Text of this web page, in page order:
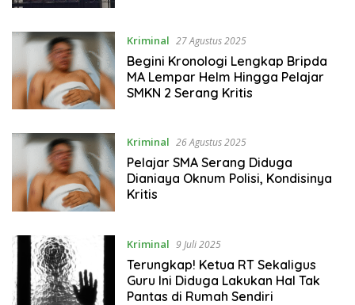
Kriminal 27 Agustus 2025
Begini Kronologi Lengkap Bripda
MA Lempar Helm Hingga Pelajar
SMKN 2 Serang Kritis
Kriminal 26 Agustus 2025
Pelajar SMA Serang Diduga
Dianiaya Oknum Polisi, Kondisinya
Kritis
Kriminal 9 Juli 2025
Terungkap! Ketua RT Sekaligus
Guru Ini Diduga Lakukan Hal Tak
Pantas di Rumah Sendiri